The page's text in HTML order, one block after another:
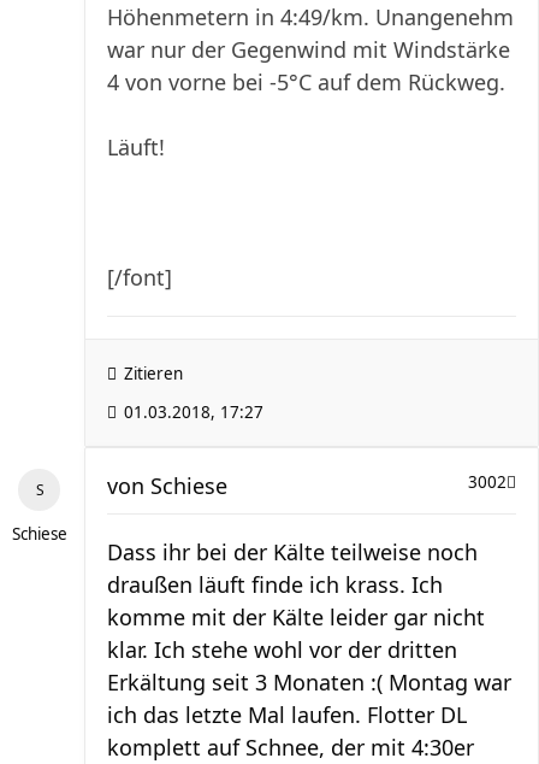
Höhenmetern in 4:49/km. Unangenehm
war nur der Gegenwind mit Windstärke
4 von vorne bei -5°C auf dem Rückweg.
Läuft!
[/font]
Zitieren
01.03.2018, 17:27
Schiese
3002
von Schiese
Dass ihr bei der Kälte teilweise noch
draußen läuft finde ich krass. Ich
komme mit der Kälte leider gar nicht
klar. Ich stehe wohl vor der dritten
Erkältung seit 3 Monaten :( Montag war
ich das letzte Mal laufen. Flotter DL
komplett auf Schnee, der mit 4:30er